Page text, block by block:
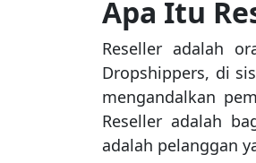
Apa Itu
Reseller adalah
Dropshippers, di
mengandalkan
Reseller adalah
adalah pelanggan